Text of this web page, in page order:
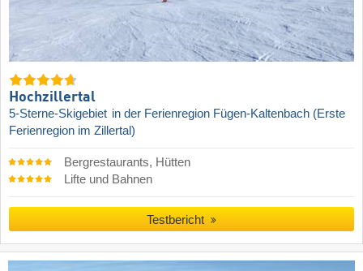
Hochzillertal
5-Sterne-Skigebiet in der Ferienregion Fügen-Kaltenbach (Erste
Ferienregion im Zillertal)
Bergrestaurants, Hütten
Lifte und Bahnen
Testbericht